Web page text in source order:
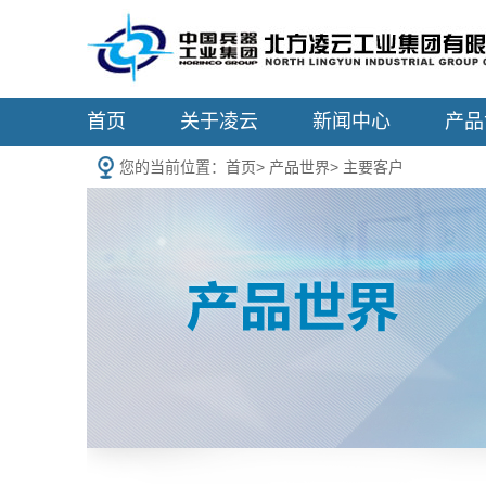
首页 关于凌云 新闻中心 产
您的当前位置： 首页> 产品世界> 主要客户